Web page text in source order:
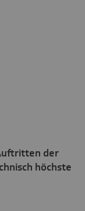
der
höchste